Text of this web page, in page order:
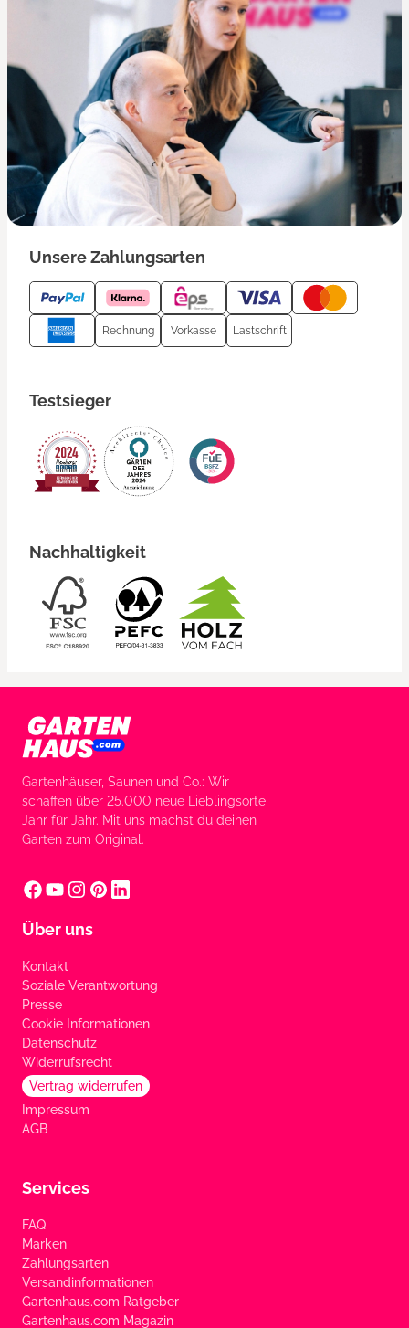
Unsere Zahlungsarten
Rechnung Vorkasse Lastschrift
Testsieger
Nachhaltigkeit
Gartenhäuser, Saunen und Co.: Wir
schaffen über 25.000 neue Lieblingsorte
Jahr für Jahr. Mit uns machst du deinen
Garten zum Original.
Über uns
Kontakt
Soziale Verantwortung
Presse
Cookie Informationen
Datenschutz
Widerrufsrecht
Vertrag widerrufen
Impressum
AGB
Services
FAQ
Marken
Zahlungsarten
Versandinformationen
Gartenhaus.com Ratgeber
Gartenhaus.com Magazin